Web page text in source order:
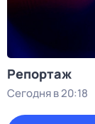
Репортаж
Сегодня в 20:18